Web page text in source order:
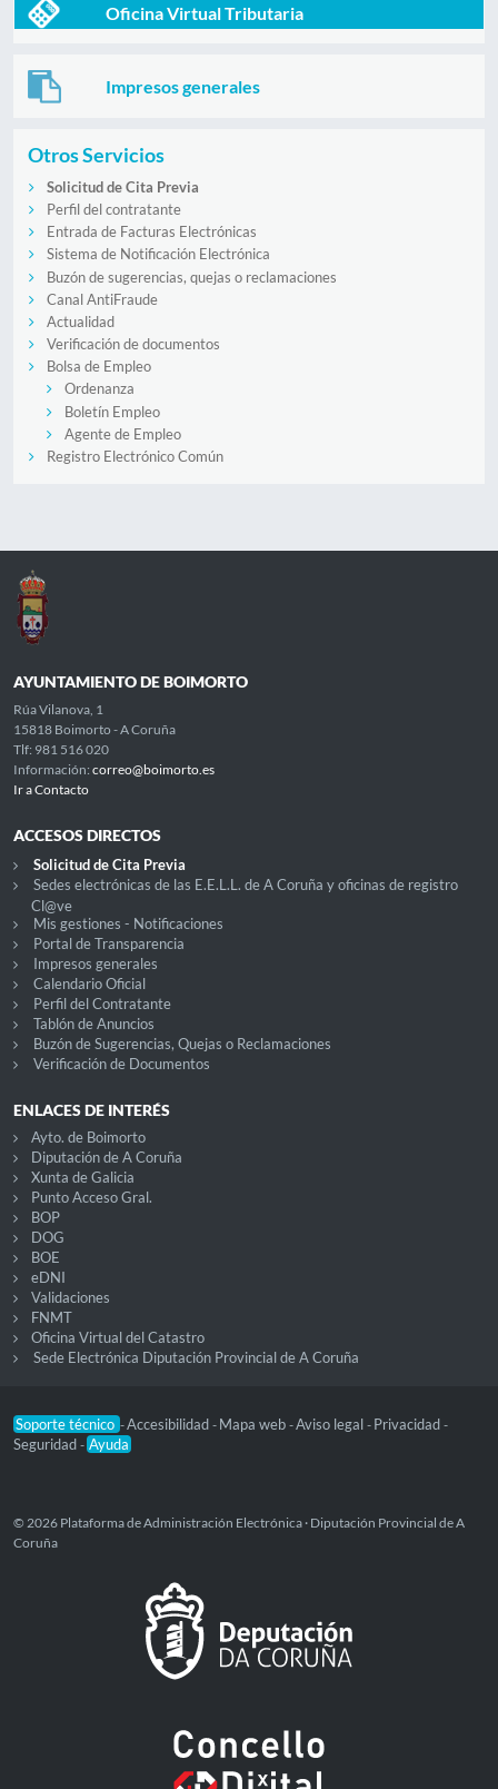
Oficina Virtual Tributaria
Impresos generales
Otros Servicios
Solicitud de Cita Previa
Perfil del contratante
Entrada de Facturas Electrónicas
Sistema de Notificación Electrónica
Buzón de sugerencias, quejas o reclamaciones
Canal AntiFraude
Actualidad
Verificación de documentos
Bolsa de Empleo
Ordenanza
Boletín Empleo
Agente de Empleo
Registro Electrónico Común
AYUNTAMIENTO DE BOIMORTO
Rúa Vilanova, 1
15818 Boimorto - A Coruña
Tlf: 981 516 020
Información: correo@boimorto.es
Ir a Contacto
ACCESOS DIRECTOS
Solicitud de Cita Previa
Sedes electrónicas de las E.E.L.L. de A Coruña y oficinas de registro
Cl@ve
Mis gestiones - Notificaciones
Portal de Transparencia
Impresos generales
Calendario Oficial
Perfil del Contratante
Tablón de Anuncios
Buzón de Sugerencias, Quejas o Reclamaciones
Verificación de Documentos
ENLACES DE INTERÉS
Ayto. de Boimorto
Diputación de A Coruña
Xunta de Galicia
Punto Acceso Gral.
BOP
DOG
BOE
eDNI
Validaciones
FNMT
Oficina Virtual del Catastro
Sede Electrónica Diputación Provincial de A Coruña
Soporte técnico -Accesibilidad - Mapa web -Aviso legal - Privacidad -
Seguridad - Ayuda
© 2026 Plataforma de Administración Electrónica · Diputación Provincial de A
Coruña